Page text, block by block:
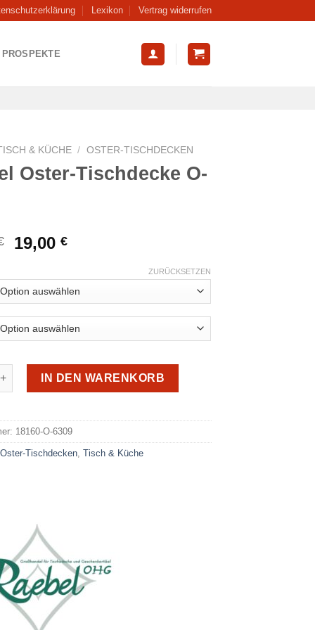
Lexikon Vertrag widerrufen
PROSPEKTE
& KÜCHE / OSTER-TISCHDECKEN
Oster-Tischdecke O-
Ursprünglicher
war:
24,99 €
19,00€Aktueller
ist:
19,00 €.
ZURÜCKSETZEN
Tischdecke O-6309 Menge
IN DEN WARENKORB
18160-O-6309
Oster-Tischdecken ,Tisch & Küche